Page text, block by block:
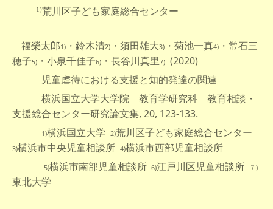
1)荒川区子ども家庭総合センター
福榮太郎1) ・鈴木清2) ・須田雄大3) ・菊池一真4) ・常石三
穂子5) ・小泉千佳子6) ・長谷川真里7) (2020)
児童虐待における支援と知的発達の関連
横浜国立大学大学院 教育学研究科 教育相談・
支援総合センター研究論文集, 20, 123-133.
1)横浜国立大学 2)荒川区子ども家庭総合センター
3)横浜市中央児童相談所 4)横浜市西部児童相談所
5)横浜市南部児童相談所 6)江戸川区児童相談所 ７)
東北大学